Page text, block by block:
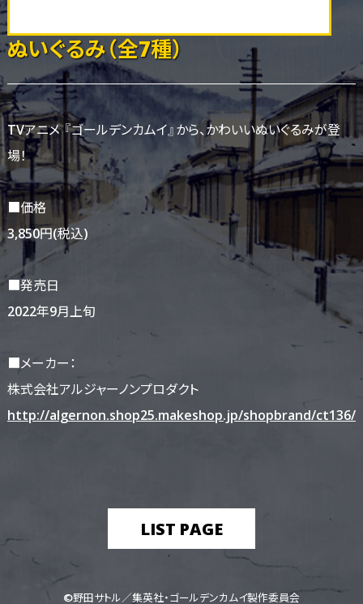
ぬいぐるみ（全7種）
TVアニメ 『ゴールデンカムイ』から、かわいいぬいぐるみが登
場！
■価格
3,850円(税込)
■発売日
2022年9月上旬
■メーカー：
株式会社アルジャーノンプロダクト
http://algernon.shop25.makeshop.jp/shopbrand/ct136/
LIST PAGE
©野田サトル／集英社・ゴールデンカムイ製作委員会